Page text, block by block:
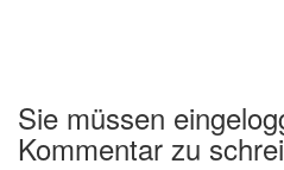
Sie müssen
Kommentar zu